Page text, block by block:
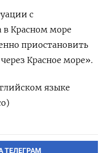
с
в Красном море
приостановить
Красное море».
языке
ТЕЛЕГРАМ